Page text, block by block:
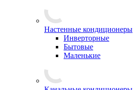
Настенные кондиционеры
Инверторные
Бытовые
Маленькие